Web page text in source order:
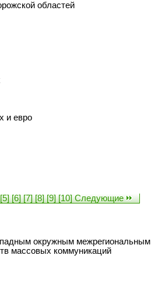
областей
и евро
[5] [6] [7] [8] [9] [10] Следующие
окружным межрегиональным
массовых коммуникаций